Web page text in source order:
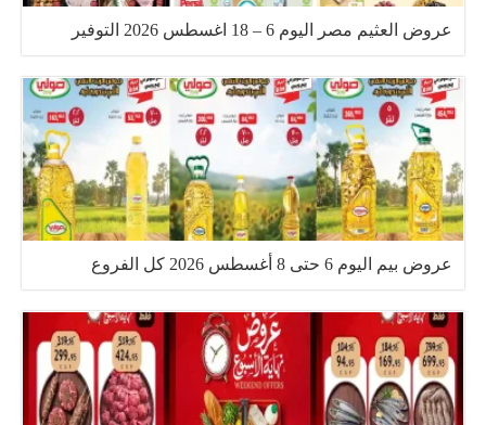
عروض العثيم مصر اليوم 6 – 18 اغسطس 2026 التوفير
عروض بيم اليوم 6 حتى 8 أغسطس 2026 كل الفروع